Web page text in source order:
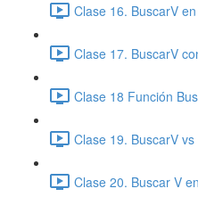
Clase 16. BuscarV
Clase 17. BuscarV
Clase 18 Función
Clase 19. BuscarV
Clase 20. Buscar V